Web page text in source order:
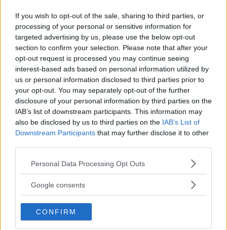
If you wish to opt-out of the sale, sharing to third parties, or
processing of your personal or sensitive information for
targeted advertising by us, please use the below opt-out
section to confirm your selection. Please note that after your
opt-out request is processed you may continue seeing
interest-based ads based on personal information utilized by
us or personal information disclosed to third parties prior to
your opt-out. You may separately opt-out of the further
disclosure of your personal information by third parties on the
IAB’s list of downstream participants. This information may
also be disclosed by us to third parties on the IAB’s List of
Downstream Participants that may further disclose it to other
Please note that this website/app uses one or more Google
not limited to your visit or usage behaviour. You may click to
use your data for below specified purposes in below Google
consent section.
Personal Data Processing Opt Outs
Google consents
CONFIRM
15 kommentarer Gasa (9) Bromsa (8)
Biltest: Chevrolet Spark,
Renault Twingo,
Volkswagen Up (2012)
NYBILSTEST 30 juni 2012 Det blev en rivstart för lilla VW Up i
det första riktiga testet. Med stor charm, hög säkerhetsnivå
och fina köregenskaper är den nya mini-folkan överlägsen
sina konkurrenter på nästan alla punkter. Chevrolet Spark
och Renault Twingo får se sig rejält överkörda.
Provkörda: Volkswagen
E-Up, Eco-Up och GT-Up
(2013)